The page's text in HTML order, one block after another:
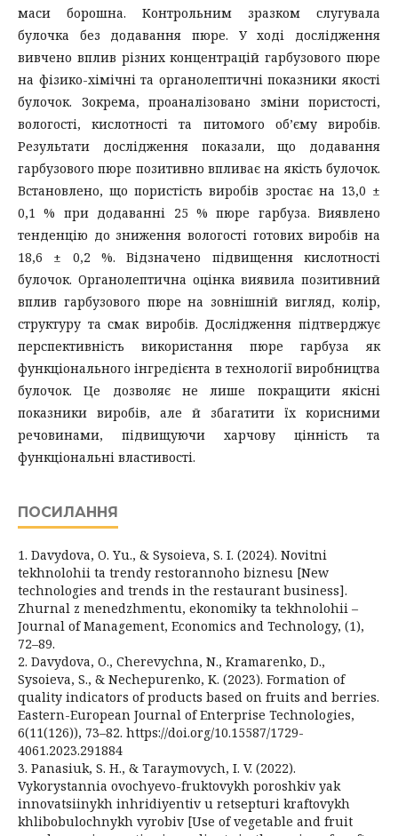
маси борошна. Контрольним зразком слугувала
булочка без додавання пюре. У ході дослідження
вивчено вплив різних концентрацій гарбузового пюре
на фізико-хімічні та органолептичні показники якості
булочок. Зокрема, проаналізовано зміни пористості,
вологості, кислотності та питомого об’єму виробів.
Результати дослідження показали, що додавання
гарбузового пюре позитивно впливає на якість булочок.
Встановлено, що пористість виробів зростає на 13,0 ±
0,1 % при додаванні 25 % пюре гарбуза. Виявлено
тенденцію до зниження вологості готових виробів на
18,6 ± 0,2 %. Відзначено підвищення кислотності
булочок. Органолептична оцінка виявила позитивний
вплив гарбузового пюре на зовнішній вигляд, колір,
структуру та смак виробів. Дослідження підтверджує
перспективність використання пюре гарбуза як
функціонального інгредієнта в технології виробництва
булочок. Це дозволяє не лише покращити якісні
показники виробів, але й збагатити їх корисними
речовинами, підвищуючи харчову цінність та
функціональні властивості.
ПОСИЛАННЯ
1. Davydova, O. Yu., & Sysoieva, S. I. (2024). Novitni
tekhnolohii ta trendy restorannoho biznesu [New
technologies and trends in the restaurant business].
Zhurnal z menedzhmentu, ekonomiky ta tekhnolohii –
Journal of Management, Economics and Technology, (1),
72–89.
2. Davydova, O., Cherevychna, N., Kramarenko, D.,
Sysoieva, S., & Nechepurenko, K. (2023). Formation of
quality indicators of products based on fruits and berries.
Eastern-European Journal of Enterprise Technologies,
6(11(126)), 73–82. https://doi.org/10.15587/1729-
4061.2023.291884
3. Panasiuk, S. H., & Taraymovych, I. V. (2022).
Vykorystannia ovochyevo-fruktovykh poroshkiv yak
innovatsiinykh inhridiyentiv u retsepturi kraftovykh
khlibobulochnykh vyrobiv [Use of vegetable and fruit